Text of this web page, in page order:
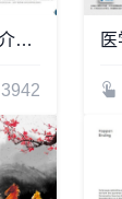
简洁实用适用公司介绍企业宣传产品推广通用PPT模板
3942